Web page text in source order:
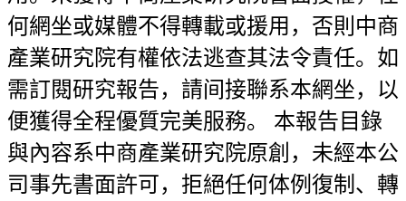
何網坐或媒體不得轉載或援用，否則中商
產業研究院有權依法逃查其法令責任。如
需訂閱研究報告，請间接聯系本網坐，以
便獲得全程優質完美服務。 本報告目錄
與內容系中商產業研究院原創，未經本公
司事先書面許可，拒絕任何体例復制、轉